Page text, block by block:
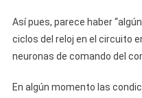
Así pues, parece haber
ciclos del reloj en el circuito
neuronas de comando del
En algún momento las